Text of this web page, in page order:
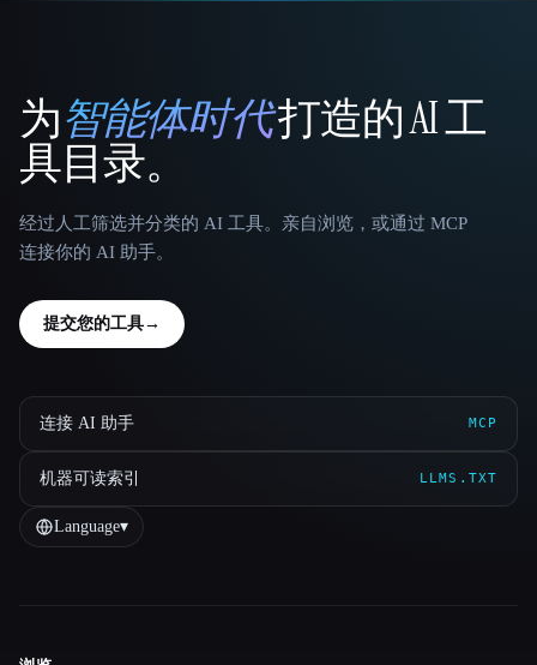
That AI Collection
为智能体时代打造的 AI 工
具目录。
经过人工筛选并分类的 AI 工具。亲自浏览，或通过 MCP
连接你的 AI 助手。
提交您的工具→
连接 AI 助手 MCP
机器可读索引 LLMS.TXT
Language▾